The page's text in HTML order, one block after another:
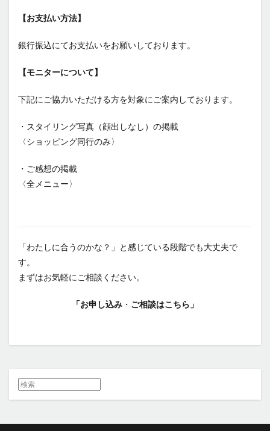
【お支払い方法】
銀行振込にてお支払いをお願いしております。
【モニターについて】
下記にご協力いただける方を対象にご案内しております。
・スタイリング写真（顔出しなし）の掲載
〈ショッピング同行のみ〉
・ご感想の掲載
〈全メニュー〉
「わたしに合うのかな？」と感じている段階でも大丈夫で
す。
まずはお気軽にご相談ください。
「お申し込み ・ ご相談はこちら」